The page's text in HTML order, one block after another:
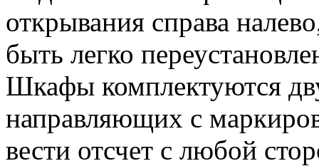
открывания справа
быть легко
Шкафы комплектуются
направляющих с
вести отсчет с любой